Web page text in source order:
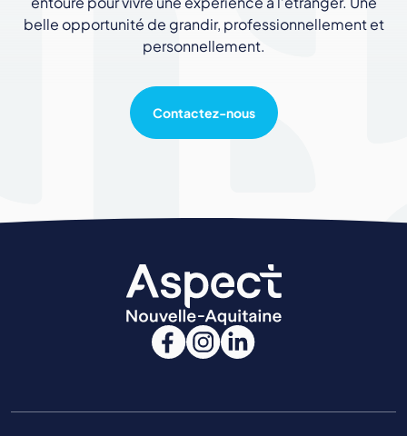
belle opportunité de grandir, professionnellement et
personnellement.
Contactez-nous